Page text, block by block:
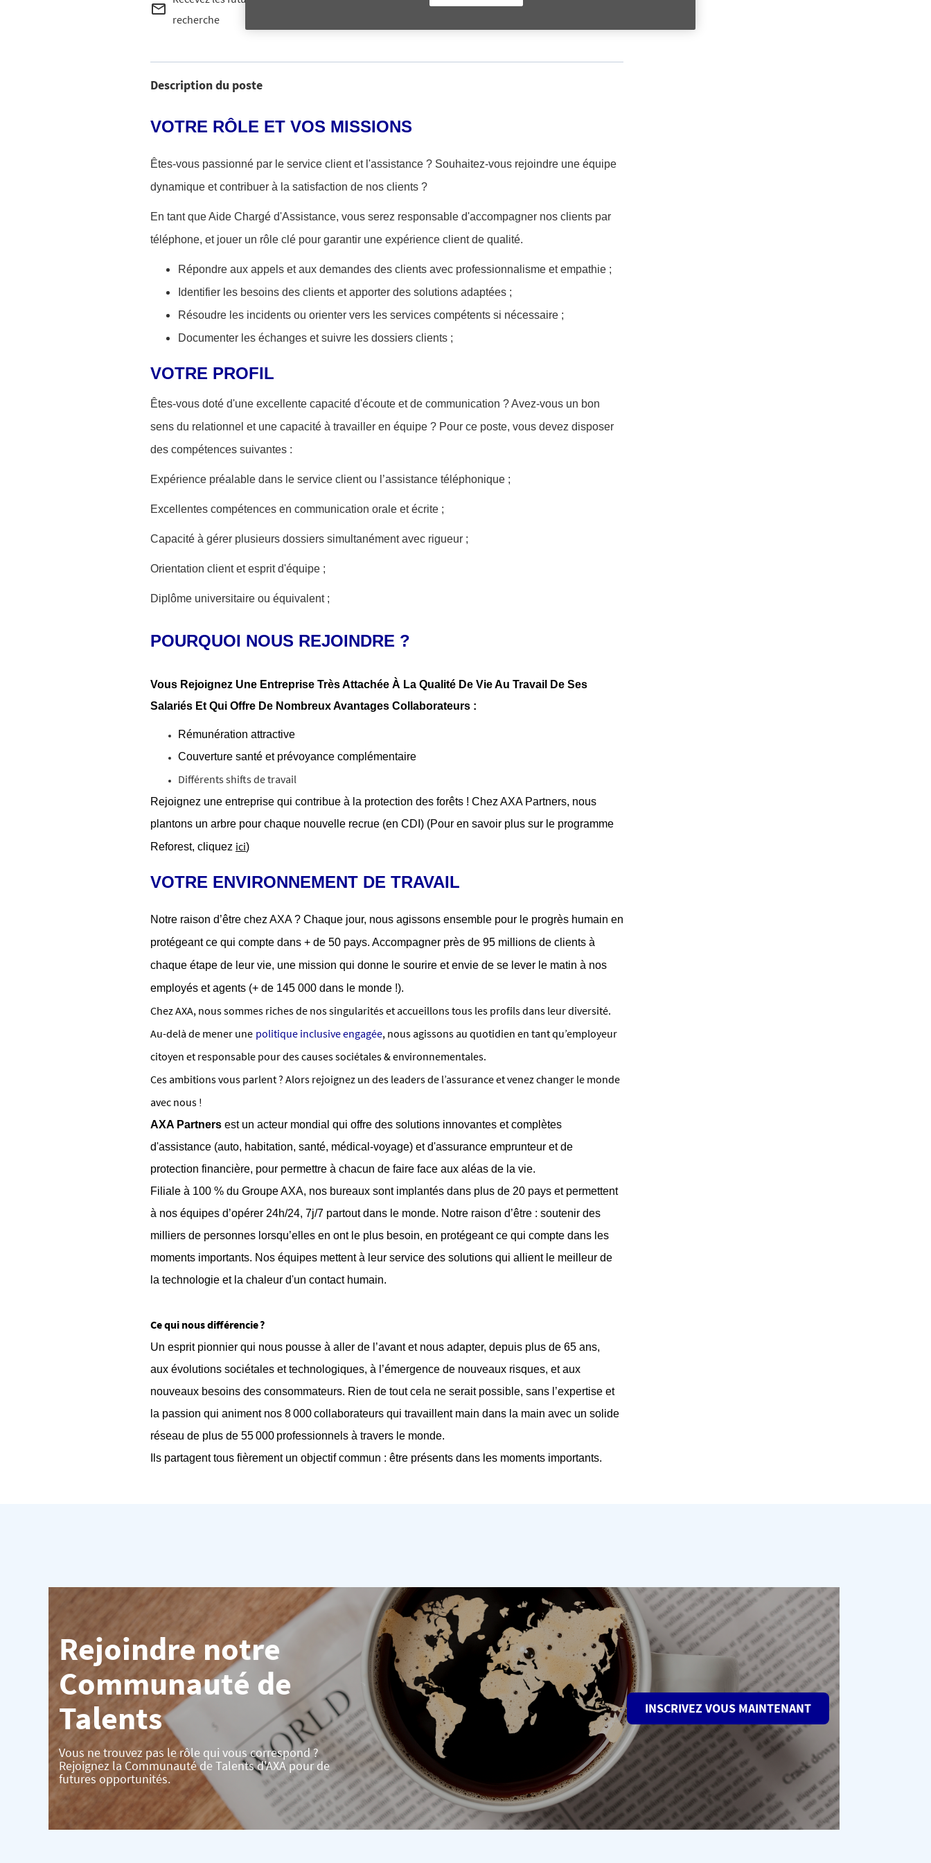
mail_outline
recherche
Description du poste
VOTRE RÔLE ET VOS MISSIONS
Êtes-vous passionné par le service client et l'assistance ? Souhaitez-vous rejoindre une équipe
dynamique et contribuer à la satisfaction de nos clients ?
En tant que Aide Chargé d'Assistance, vous serez responsable d'accompagner nos clients par
téléphone, et jouer un rôle clé pour garantir une expérience client de qualité.
Répondre aux appels et aux demandes des clients avec professionnalisme et empathie ;
Identifier les besoins des clients et apporter des solutions adaptées ;
Résoudre les incidents ou orienter vers les services compétents si nécessaire ;
Documenter les échanges et suivre les dossiers clients ;
VOTRE PROFIL
Êtes-vous doté d'une excellente capacité d'écoute et de communication ? Avez-vous un bon
sens du relationnel et une capacité à travailler en équipe ? Pour ce poste, vous devez disposer
des compétences suivantes :
Expérience préalable dans le service client ou l’assistance téléphonique ;
Excellentes compétences en communication orale et écrite ;
Capacité à gérer plusieurs dossiers simultanément avec rigueur ;
Orientation client et esprit d'équipe ;
Diplôme universitaire ou équivalent ;
POURQUOI NOUS REJOINDRE ?
Vous Rejoignez Une Entreprise Très Attachée À La Qualité De Vie Au Travail De Ses
Salariés Et Qui Offre De Nombreux Avantages Collaborateurs :
Rémunération attractive
Couverture santé et prévoyance complémentaire
Différents shifts de travail
Rejoignez une entreprise qui contribue à la protection des forêts ! Chez AXA Partners, nous
plantons un arbre pour chaque nouvelle recrue (en CDI) (Pour en savoir plus sur le programme
Reforest, cliquez ici)
VOTRE ENVIRONNEMENT DE TRAVAIL
Notre raison d’être chez AXA ? Chaque jour, nous agissons ensemble pour le progrès humain en
protégeant ce qui compte dans + de 50 pays. Accompagner près de 95 millions de clients à
chaque étape de leur vie, une mission qui donne le sourire et envie de se lever le matin à nos
employés et agents (+ de 145 000 dans le monde !).
Chez AXA, nous sommes riches de nos singularités et accueillons tous les profils dans leur diversité.
Au-delà de mener une politique inclusive engagée, nous agissons au quotidien en tant qu’employeur
citoyen et responsable pour des causes sociétales & environnementales.
Ces ambitions vous parlent ? Alors rejoignez un des leaders de l’assurance et venez changer le monde
avec nous !
AXA Partners est un acteur mondial qui offre des solutions innovantes et complètes
d'assistance (auto, habitation, santé, médical-voyage) et d'assurance emprunteur et de
protection financière, pour permettre à chacun de faire face aux aléas de la vie.
Filiale à 100 % du Groupe AXA, nos bureaux sont implantés dans plus de 20 pays et permettent
à nos équipes d’opérer 24h/24, 7j/7 partout dans le monde. Notre raison d’être : soutenir des
milliers de personnes lorsqu’elles en ont le plus besoin, en protégeant ce qui compte dans les
moments importants. Nos équipes mettent à leur service des solutions qui allient le meilleur de
la technologie et la chaleur d'un contact humain.
Ce qui nous différencie ?
Un esprit pionnier qui nous pousse à aller de l’avant et nous adapter, depuis plus de 65 ans,
aux évolutions sociétales et technologiques, à l’émergence de nouveaux risques, et aux
nouveaux besoins des consommateurs. Rien de tout cela ne serait possible, sans l’expertise et
la passion qui animent nos 8 000 collaborateurs qui travaillent main dans la main avec un solide
réseau de plus de 55 000 professionnels à travers le monde.
Ils partagent tous fièrement un objectif commun : être présents dans les moments importants.
Rejoindre notre
Communauté de
Talents
Vous ne trouvez pas le rôle qui vous correspond ?
Rejoignez la Communauté de Talents d'AXA pour de
futures opportunités.
INSCRIVEZ VOUS MAINTENANT